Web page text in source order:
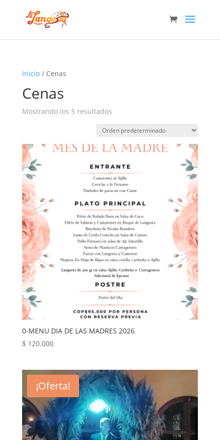
Inicio/ Cenas
Cenas
Mostrando los 5 resultados
0-MENU DIA DE LAS MADRES 2026
$ 120.000
¡Oferta!